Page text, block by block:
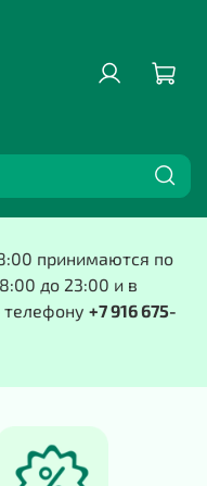
принимаются по
до 23:00 и в
+7 916 675-